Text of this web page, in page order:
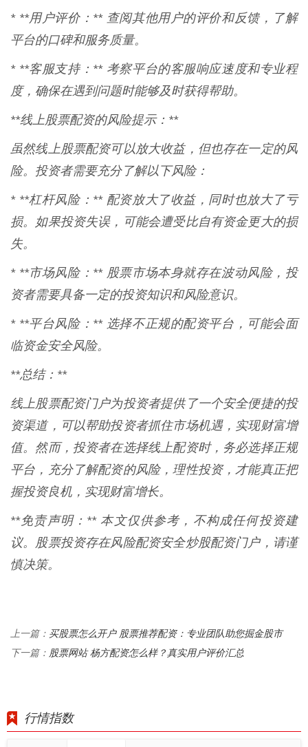
* **用户评价：** 查阅其他用户的评价和反馈，了解
平台的口碑和服务质量。
* **客服支持：** 考察平台的客服响应速度和专业程
度，确保在遇到问题时能够及时获得帮助。
**线上股票配资的风险提示：**
虽然线上股票配资可以放大收益，但也存在一定的风
险。投资者需要充分了解以下风险：
* **杠杆风险：** 配资放大了收益，同时也放大了亏
损。如果投资失误，可能会遭受比自有资金更大的损
失。
* **市场风险：** 股票市场本身就存在波动风险，投
资者需要具备一定的投资知识和风险意识。
* **平台风险：** 选择不正规的配资平台，可能会面
临资金安全风险。
**总结：**
线上股票配资门户为投资者提供了一个安全便捷的投
资渠道，可以帮助投资者抓住市场机遇，实现财富增
值。然而，投资者在选择线上配资时，务必选择正规
平台，充分了解配资的风险，理性投资，才能真正把
握投资良机，实现财富增长。
**免责声明：** 本文仅供参考，不构成任何投资建
议。股票投资存在风险配资安全炒股配资门户，请谨
慎决策。
上一篇： 买股票怎么开户 股票推荐配资：专业团队助您掘金股市
下一篇： 股票网站 杨方配资怎么样？真实用户评价汇总
行情指数